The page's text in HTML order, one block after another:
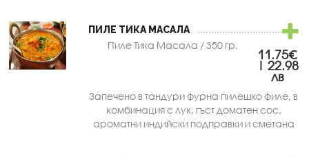
ПИЛЕ ТИКА МАСАЛА
Пиле Тика Масала / 350 гр.
11.75€
| 22.98
лв
Запечено в тандури фурна пилешко филе, в
комбинация с лук, гъст доматен сос,
ароматни индийски подправки и сметана